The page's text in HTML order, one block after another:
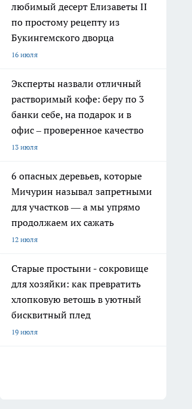
любимый десерт Елизаветы II
по простому рецепту из
Букингемского дворца
16 июля
Эксперты назвали отличный
растворимый кофе: беру по 3
банки себе, на подарок и в
офис – проверенное качество
13 июля
6 опасных деревьев, которые
Мичурин называл запретными
для участков — а мы упрямо
продолжаем их сажать
12 июля
Старые простыни - сокровище
для хозяйки: как превратить
хлопковую ветошь в уютный
бисквитный плед
19 июля